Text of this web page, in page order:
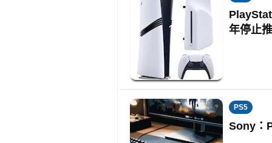
年停止
PS5
Sony：